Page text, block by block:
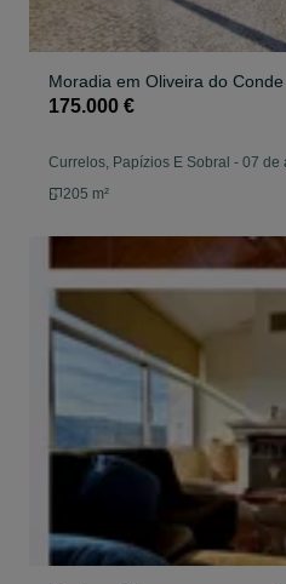
Moradia em Oliveira do Conde
175.000 €
Currelos, Papízios E Sobral - 07 de
205 m²